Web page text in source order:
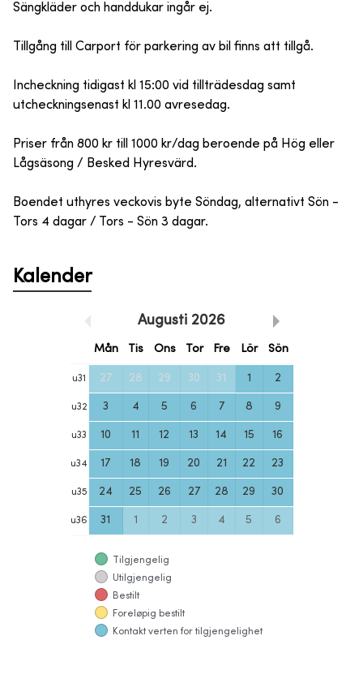
Sängkläder och handdukar ingår ej.
Tillgång till Carport för parkering av bil finns att tillgå.
Incheckning tidigast kl 15:00 vid tillträdesdag samt
utcheckningsenast kl 11.00 avresedag.
Priser från 800 kr till 1000 kr/dag beroende på Hög eller
Lågsäsong / Besked Hyresvärd.
Boendet uthyres veckovis byte Söndag, alternativt Sön -
Tors 4 dagar / Tors - Sön 3 dagar.
Kalender
Augusti 2026
Mån Tis Ons Tor Fre Lör Sön
u31 27 28 29 30 31 1 2
u32 3 4 5 6 7 8 9
u33 10 11 12 13 14 15 16
u34 17 18 19 20 21 22 23
u35 24 25 26 27 28 29 30
u36 31 1 2 3 4 5 6
Tilgjengelig
Utilgjengelig
Bestilt
Foreløpig bestilt
Kontakt verten for tilgjengelighet